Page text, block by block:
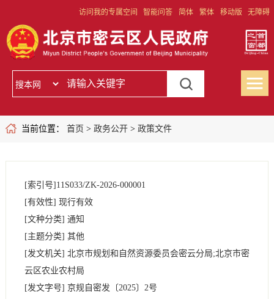
访问我的专属空间 智能问答 简体 繁体 移动版 无障碍
当前位置： 首页 > 政务公开> 政策文件
[索引号] 11S033/ZK-2026-000001
[有效性] 现行有效
[文种分类] 通知
[主题分类] 其他
[发文机关] 北京市规划和自然资源委员会密云分局;北京市密
云区农业农村局
[发文字号] 京规自密发 〔2025〕 2号